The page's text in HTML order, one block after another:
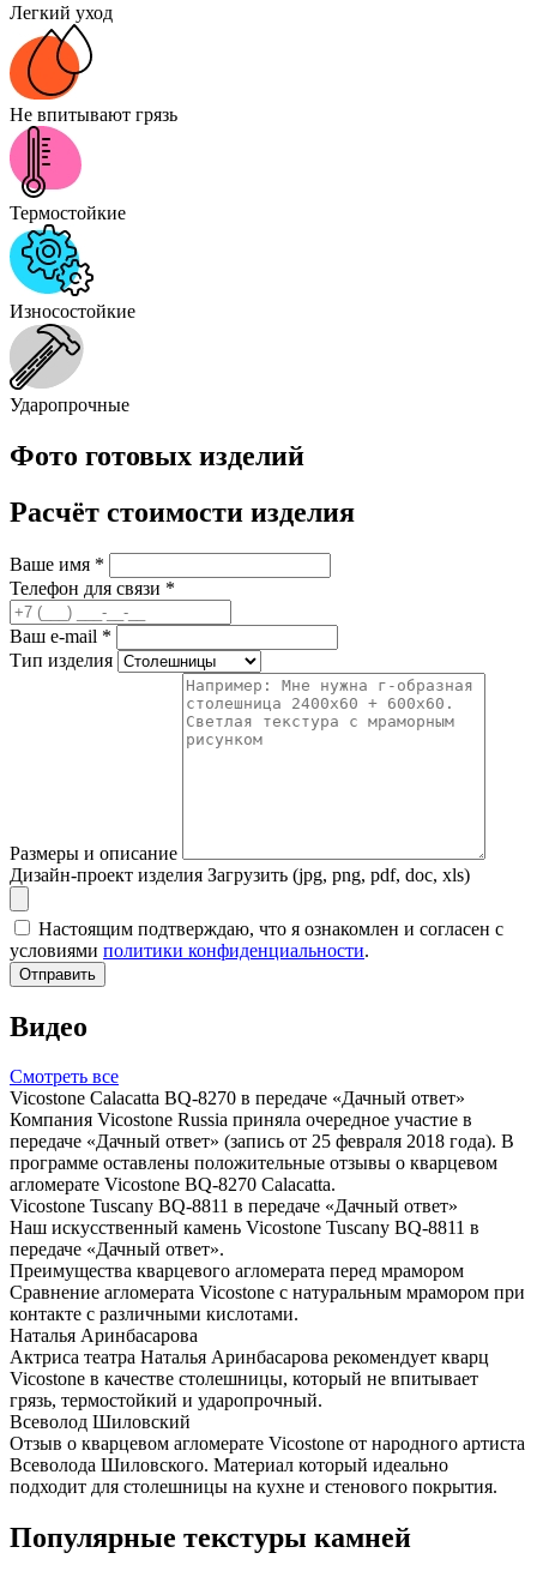
Легкий уход
Не впитывают грязь
Термостойкие
Износостойкие
Ударопрочные
Фото готовых изделий
Расчёт стоимости изделия
Ваше имя *
Телефон для связи *
Ваш e-mail *
Тип изделия
Размеры и описание
Дизайн-проект изделия Загрузить (jpg, png, pdf, doc, xls)
Настоящим подтверждаю, что я ознакомлен и согласен с
условиями политики конфиденциальности.
Отправить
Видео
Смотреть все
Vicostone Calacatta BQ-8270 в передаче «Дачный ответ»
Компания Vicostone Russia приняла очередное участие в
передаче «Дачный ответ» (запись от 25 февраля 2018 года). В
программе оставлены положительные отзывы о кварцевом
агломерате Vicostone BQ-8270 Calacatta.
Vicostone Tuscany BQ-8811 в передаче «Дачный ответ»
Наш искусственный камень Vicostone Tuscany BQ-8811 в
передаче «Дачный ответ».
Преимущества кварцевого агломерата перед мрамором
Сравнение агломерата Vicostone с натуральным мрамором при
контакте с различными кислотами.
Наталья Аринбасарова
Актриса театра Наталья Аринбасарова рекомендует кварц
Vicostone в качестве столешницы, который не впитывает
грязь, термостойкий и ударопрочный.
Всеволод Шиловский
Отзыв о кварцевом агломерате Vicostone от народного артиста
Всеволода Шиловского. Материал который идеально
подходит для столешницы на кухне и стенового покрытия.
Популярные текстуры камней